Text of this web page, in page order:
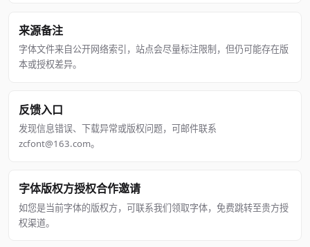
来源备注
字体文件来自公开网络索引，站点会尽量标注限制，但仍可能存在版
本或授权差异。
反馈入口
发现信息错误、下载异常或版权问题，可邮件联系
zcfont@163.com。
字体版权方授权合作邀请
如您是当前字体的版权方，可联系我们领取字体，免费跳转至贵方授
权渠道。